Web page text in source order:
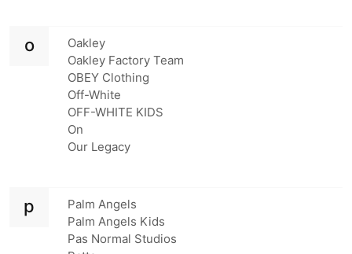
o
Oakley
Oakley Factory Team
OBEY Clothing
Off-White
OFF-WHITE KIDS
On
Our Legacy
p
Palm Angels
Palm Angels Kids
Pas Normal Studios